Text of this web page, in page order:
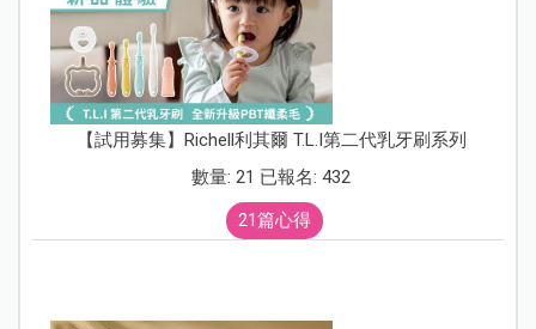
【試用募集】Richell利其爾 T.L.I第二代乳牙刷系列
數量: 21 已報名: 432
21篇心得